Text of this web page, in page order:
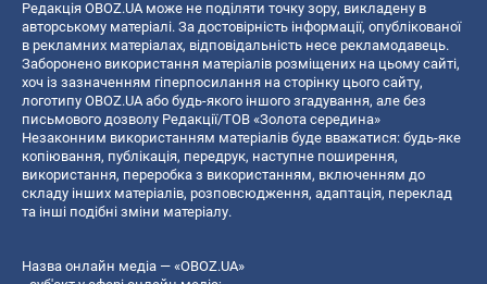
Редакція OBOZ.UA може не поділяти точку зору, викладену в
авторському матеріалі. За достовірність інформації, опублікованої
в рекламних матеріалах, відповідальність несе рекламодавець.
Заборонено використання матеріалів розміщених на цьому сайті,
хоч із зазначенням гіперпосилання на сторінку цього сайту,
логотипу OBOZ.UA або будь-якого іншого згадування, але без
письмового дозволу Редакції/ТОВ «Золота середина»
Незаконним використанням матеріалів буде вважатися: будь-яке
копiювання, публiкацiя, передрук, наступне поширення,
використання, переробка з використанням, включенням до
складу інших матеріалів, розповсюдження, адаптація, переклад
та інші подібні зміни матеріалу.
Назва онлайн медіа — «OBOZ.UA»